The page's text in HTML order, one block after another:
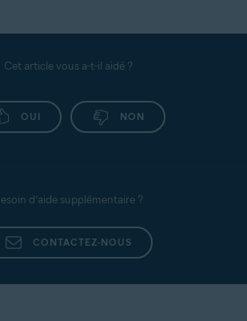
Cet article vous a-t-il aidé ?
OUI NON
d’aide supplémentaire ?
CONTACTEZ-NOUS